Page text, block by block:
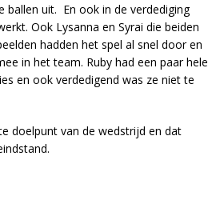
ballen uit. En ook in de verdediging
Ook Lysanna en Syrai die beiden
hadden het spel al snel door en
in het team. Ruby had een paar hele
en ook verdedigend was ze niet te
doelpunt van de wedstrijd en dat